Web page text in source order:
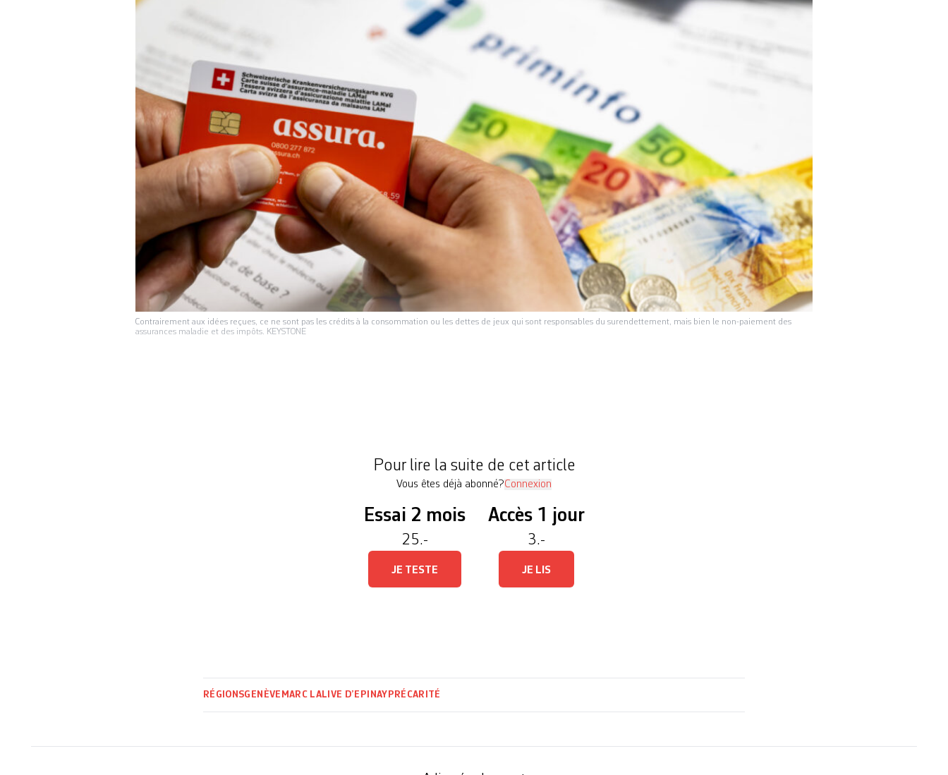
Contrairement aux idées reçues, ce ne sont pas les crédits à la consommation ou les dettes de jeux qui sont responsables du surendettement, mais bien le non-paiement des
assurances maladie et des impôts. KEYSTONE
Pour lire la suite de cet article
Vous êtes déjà abonné?Connexion
Essai 2 mois
25.-
JE TESTE
Accès 1 jour
3.-
JE LIS
RÉGIONSGENÈVE MARC LALIVE D’EPINAY PRÉCARITÉ